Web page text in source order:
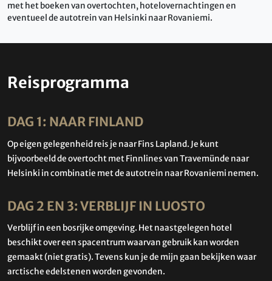
met het boeken van overtochten, hotelovernachtingen en
eventueel de autotrein van Helsinki naar Rovaniemi.
Reisprogramma
DAG 1: NAAR FINLAND
Op eigen gelegenheid reis je naar Fins Lapland. Je kunt
bijvoorbeeld de overtocht met Finnlines van Travemünde naar
Helsinki in combinatie met de autotrein naar Rovaniemi nemen.
DAG 2 EN 3: VERBLIJF IN LUOSTO
Verblijf in een bosrijke omgeving. Het naastgelegen hotel
beschikt over een spacentrum waarvan gebruik kan worden
gemaakt (niet gratis). Tevens kun je de mijn gaan bekijken waar
arctische edelstenen worden gevonden.